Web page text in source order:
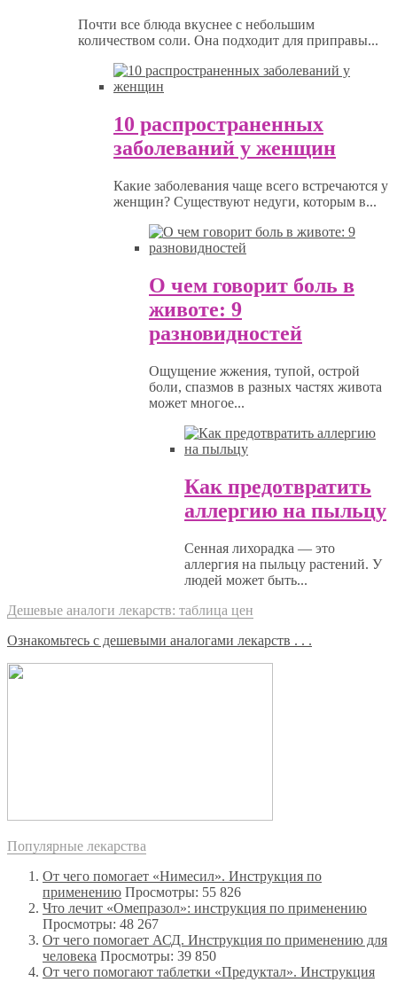
Почти все блюда вкуснее с небольшим
количеством соли. Она подходит для приправы...
10 распространенных
заболеваний у женщин
Какие заболевания чаще всего встречаются у
женщин? Существуют недуги, которым в...
О чем говорит боль в
животе: 9
разновидностей
Ощущение жжения, тупой, острой
боли, спазмов в разных частях живота
может многое...
Как предотвратить
аллергию на пыльцу
Сенная лихорадка — это
аллергия на пыльцу растений. У
людей может быть...
Дешевые аналоги лекарств: таблица цен
Ознакомьтесь с дешевыми аналогами лекарств . . .
Популярные лекарства
От чего помогает «Нимесил». Инструкция по
применению Просмотры: 55 826
Что лечит «Омепразол»: инструкция по применению
Просмотры: 48 267
От чего помогает АСД. Инструкция по применению для
человека Просмотры: 39 850
От чего помогают таблетки «Предуктал». Инструкция